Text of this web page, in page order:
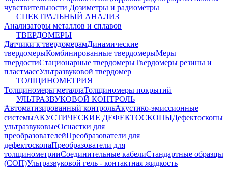
чувствительности Дозиметры и радиометры
СПЕКТРАЛЬНЫЙ АНАЛИЗ
Анализаторы металлов и сплавов
ТВЕРДОМЕРЫ
Датчики к твердомерамДинамические
твердомерыКомбинированные твердомерыМеры
твердостиСтационарные твердомерыТвердомеры резины и
пластмассУльтразвуковой твердомер
ТОЛЩИНОМЕТРИЯ
Толщиномеры металлаТолщиномеры покрытий
УЛЬТРАЗВУКОВОЙ КОНТРОЛЬ
Автоматизированный контрольАкустико-эмиссионные
системыАКУСТИЧЕСКИЕ ДЕФЕКТОСКОПЫДефектоскопы
ультразвуковыеОснастки для
преобразователейПреобразователи для
дефектоскопаПреобразователи для
толщинометрииСоединительные кабелиСтандартные образцы
(СОП)Ультразвуковой гель - контактная жидкость